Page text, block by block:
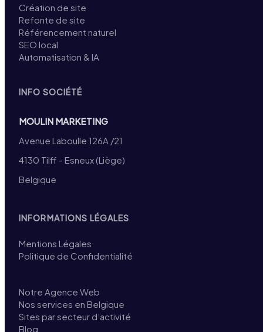
Création de site
Refonte de site
Référencement naturel
SEO local
Automatisation & IA
INFO SOCIÉTÉ
MOULIN MARKETING
Avenue Laboulle 126A /21
4130 Tilff – Esneux (Liège)
Belgique
INFORMATIONS LÉGALES
Mentions Légales
Politique de Confidentialité
Notre Agence Web
Nos services en Belgique
Sites par secteur d’activité
Blog